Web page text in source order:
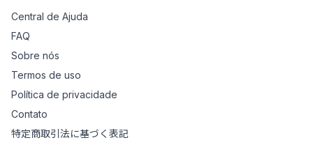
Central de Ajuda
FAQ
Sobre nós
Termos de uso
Política de privacidade
Contato
特定商取引法に基づく表記